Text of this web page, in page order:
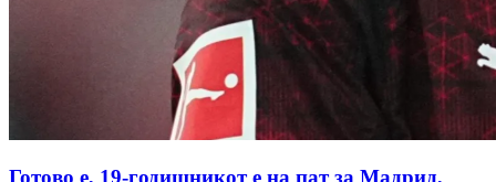
Готово е, 19-годишникот е на пат за Мадрид,